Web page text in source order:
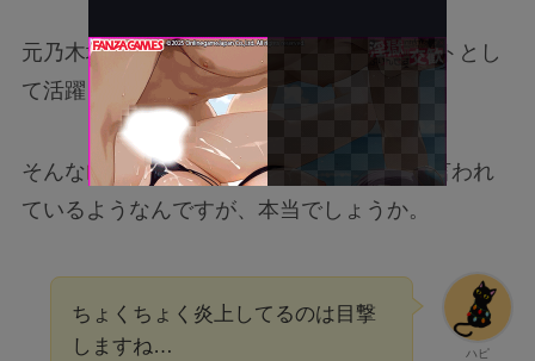
元乃木坂46メンバーで2025年現在はタレントとし
て活躍している山崎怜奈さん。
そんな山崎怜奈さんが性格きつい・悪いと言われ
ているようなんですが、本当でしょうか。
ハピ
ちょくちょく炎上してるのは目撃
しますね…